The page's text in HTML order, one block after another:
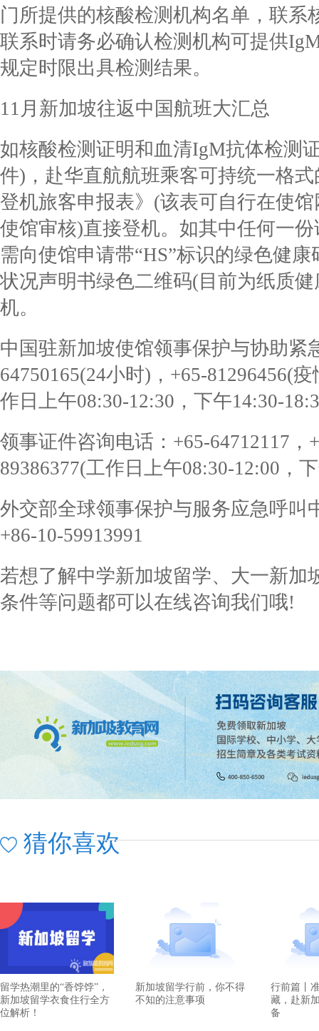
门所提供的核酸检测机构名单，联系
联系时请务必确认检测机构可提供
规定时限出具检测结果。
11月新加坡往返中国航班大汇总
如核酸检测证明和血清IgM抗体检测
件)，赴华直航航班乘客可持统一格
登机旅客申报表》(该表可自行在使
使馆审核)直接登机。如其中任何一
需向使馆申请带“HS”标识的绿色健
状况声明书绿色二维码(目前为纸质
机。
中国驻新加坡使馆领事保护与协助紧
64750165(24小时)，+65-81296456(
作日上午08:30-12:30，下午14:30-
领事证件咨询电话：+65-64712117，
89386377(工作日上午08:30-12:00，
外交部全球领事保护与服务应急呼叫
+86-10-59913991
若想了解中学新加坡留学、 大一新加
条件等问题都可以在线咨询我们哦!
猜你喜欢
留学热潮里的“香饽饽”，
新加坡留学衣食住行全方
位解析！
新加坡留学行前，你不得
不知的注意事项
行前篇丨
藏，赴新
备